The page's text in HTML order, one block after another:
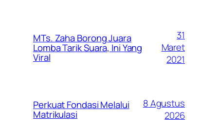
MTs. Zaha Borong Juara
Lomba Tarik Suara, Ini Yang
Viral
31
Maret
2021
Perkuat Fondasi Melalui
Matrikulasi
8 Agustus
2026